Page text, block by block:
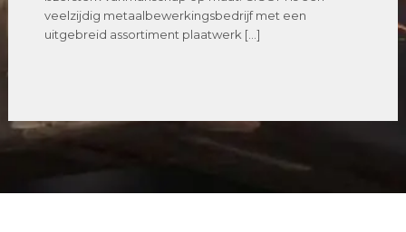
veelzijdig metaalbewerkingsbedrijf met een
uitgebreid assortiment plaatwerk […]